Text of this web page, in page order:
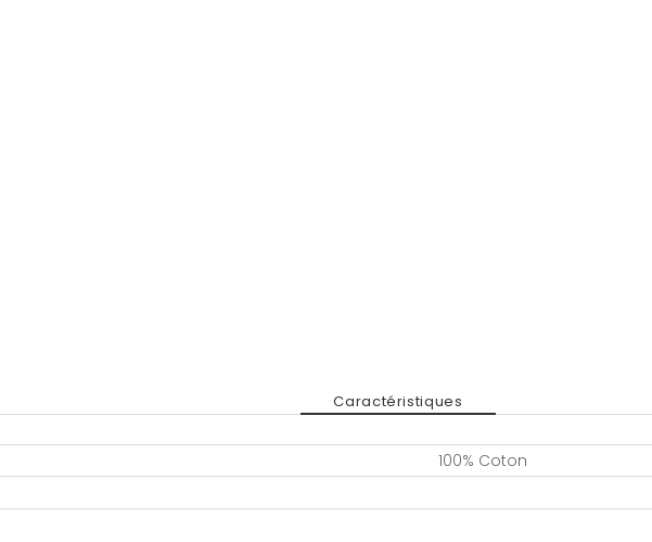
Caractéristiques
100% Coton